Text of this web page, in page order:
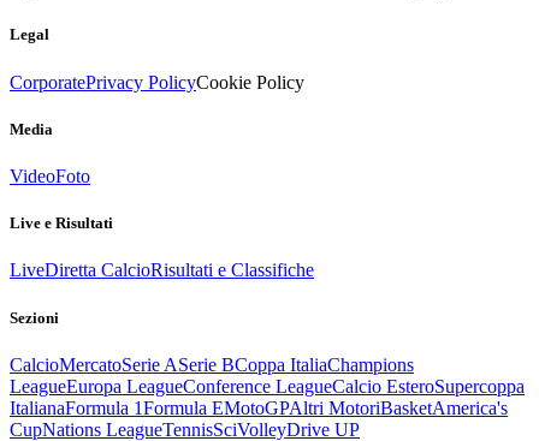
Legal
CorporatePrivacy PolicyCookie Policy
Media
VideoFoto
Live e Risultati
LiveDiretta CalcioRisultati e Classifiche
Sezioni
CalcioMercatoSerie ASerie BCoppa ItaliaChampions
LeagueEuropa LeagueConference LeagueCalcio EsteroSupercoppa
ItalianaFormula 1Formula EMotoGPAltri MotoriBasketAmerica's
CupNations LeagueTennisSciVolleyDrive UP